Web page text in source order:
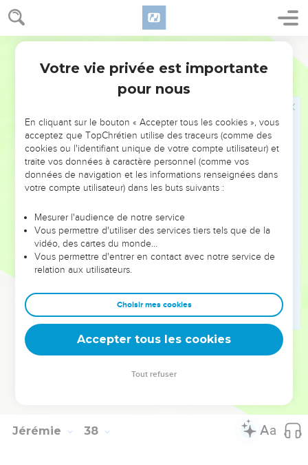
Jérémie 37
frappèrent et le mirent en prison dans la maison de
Jéhonathan, le secrétaire ; car ils en avaient fait une prison.
les cachots. Et Jérémie y demeura longtemps.
Mais le roi Sédécias l'envoya chercher, et l'interrogea en
secret dans sa maison, et lui dit : Y a-t-il quelque parole de la
part de l'Éternel ? Et Jérémie répondit : Il y en a une ; et lui
dit : Tu seras livré entre les mains du roi de Babylone.
Puis Jérémie dit au roi Sédécias : En quoi ai-je péché
contre toi, contre tes serviteurs, et contre ce peuple, que
vous m'ayez mis en prison ?
Et où sont vos prophètes qui vous prophétisaient, en
disant : Le roi de Babylone ne viendra pas contre vous, ni
contre ce pays ?
Or maintenant écoute, je te prie, ô roi, mon seigneur, et
renvoie point dans la maison de Jéhonathan, le secrétaire,
de peur que je n'y meure.
Alors le roi Sédécias commanda qu'on gardât Jérémie
dans la cour de la prison, et qu'on lui donnât chaque jour un
pain de la rue des boulangers, jusqu'à ce que tout le pain de
Jérémie 38
Votre vie privée est importante
pour nous
En cliquant sur le bouton « Accepter tous les cookies », vous
acceptez que TopChrétien utilise des traceurs (comme des
cookies ou l'identifiant unique de votre compte utilisateur) et
traite vos données à caractère personnel (comme vos
données de navigation et les informations renseignées dans
votre compte utilisateur) dans les buts suivants :
Mesurer l'audience de notre service
Vous permettre d'utiliser des services tiers tels que de la
vidéo, des cartes du monde…
Vous permettre d'entrer en contact avec notre service de
relation aux utilisateurs.
Choisir mes cookies
Accepter tous les cookies
Tout refuser